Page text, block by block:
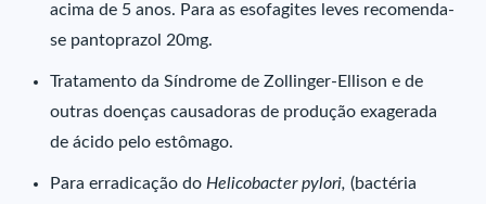
acima de 5 anos. Para as esofagites leves recomenda-
se pantoprazol 20mg.
Tratamento da Síndrome de Zollinger-Ellison e de
outras doenças causadoras de produção exagerada
de ácido pelo estômago.
Para erradicação do Helicobacter pylori, (bactéria